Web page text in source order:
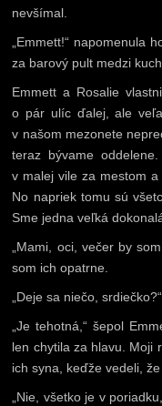
nevšímal.
„Emmett!“ napomenula
za barový pult medzi
Emmett a Rosalie
o pár ulíc ďalej, ale
v našom mezonete
teraz bývame
v malej vile za mestom
No napriek tomu sú
Sme jedna veľká
„Mami, oci, večer by
som ich opatrne.
„Deje sa niečo,
„Je tehotná,“ šepol
len chytila za hlavu. Moji
ich syna, keďže vedeli,
„Nie, všetko je v